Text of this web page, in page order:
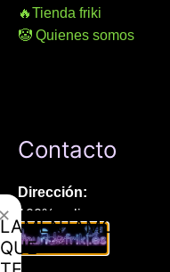
🔥Tienda friki
🤡 Quienes somos
Contacto
Dirección:
100% online
Manresa (08241),
LAMENTAMOS
QUE